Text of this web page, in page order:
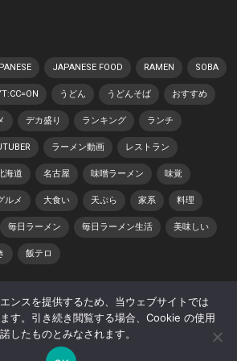
JAPANESE FOOD RAMEN SOBA
うどん うどんそば おすすめ
デカ盛り ランキング ランチ
ラーメン動画 レストラン
海道 名古屋 味噌ラーメン 味覚
ルメ 大食い 天ぷら 家系 料理
毎日ラーメン 毎日ラーメン生活 美味しい
飯テロ
動画紀行 -WordPress Video Theme by
WPEnjoy
肖像権について
ンスを提供するため、当ウェブサイトでは
す。引き続き閲覧する場合、Cookie の使用
したものとみなされます。